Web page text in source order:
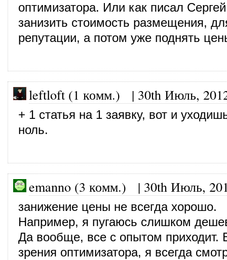
оптимизатора. Или как писал
занизить стоимость размещения,
репутации, а потом уже поднять
leftloft (1 комм.) | 30th Июль,
+ 1 статья на 1 заявку, вот и
ноль.
emanno (3 комм.) | 30th Июль,
занижение цены не всегда хорошо.
Например, я пугаюсь слишком
Да вообще, все с опытом приходит.
зрения оптимизатора, я всегда